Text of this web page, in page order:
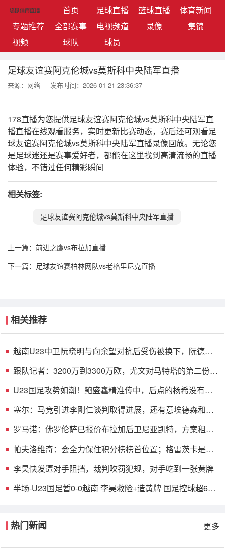
首页(current)足球直播 篮球直播
体育新闻
专题推荐
全部赛事 电视频道 录像
集锦
视频
球队 球员
足球友谊赛阿克伦城vs莫斯科中央陆军直播
来源：网络 发布时间：2026-01-21 23:36:37
178直播为您提供足球友谊赛阿克伦城vs莫斯科中央陆军直
播直播在线观看服务，实时更新比赛动态，赛后还可观看足
球友谊赛阿克伦城vs莫斯科中央陆军直播录像回放。无论您
是足球迷还是赛事爱好者，都能在这里找到高清流畅的直播
体验，不错过任何精彩瞬间
相关标签:
足球友谊赛阿克伦城vs莫斯科中央陆军直播
上一篇： 前进之鹰vs布拉加直播
下一篇： 足球友谊赛柏林网队vs老格里尼克直播
相关推荐
越南U23中卫阮晓明与向余望对抗后受伤被换下，阮德英
跟队记者：3200万到3300万欧，尤文对马特塔的第二份报
U23国足攻势如潮！鲍盛鑫精准传中，后点的杨希没有顶
塞尔：马竞引进李刚仁谈判取得进展，还有意埃德森和若
罗马诺：佛罗伦萨已报价布拉加后卫尼亚凯特，方案租借
帕夫洛维奇：会全力保住积分榜榜首位置；格雷茨卡是我
李昊快发遭对手阻挡，裁判吹罚犯规，对手吃到一张黄牌
半场-U23国足暂0-0越南 李昊救险+造黄牌 国足控球超6成
热门新闻 更多